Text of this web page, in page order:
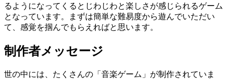
るようになってくるとじわじわと楽しさが感じられるゲーム
となっています。まずは簡単な難易度から遊んでいただい
て、感覚を掴んでもらえればと思います。
制作者メッセージ
世の中には、たくさんの「音楽ゲーム」が制作されていま